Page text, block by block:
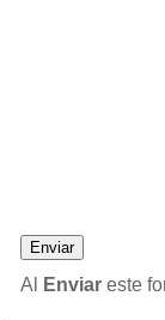
Al Enviar este